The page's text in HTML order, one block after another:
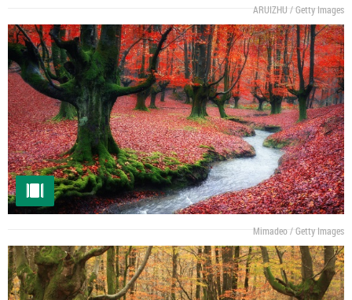
ARUIZHU / Getty Images
Mimadeo / Getty Images